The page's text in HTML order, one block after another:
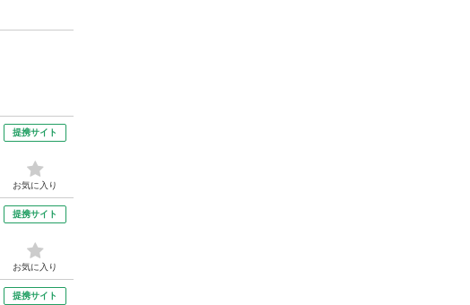
提携サイト
お気に入り
提携サイト
お気に入り
提携サイト